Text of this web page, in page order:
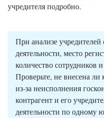
учредителя подробно.
При анализе
деятельности, место
количество сотрудников
Проверьте, не внесена
из-за неисполнения
контрагент и его
деятельности по одному